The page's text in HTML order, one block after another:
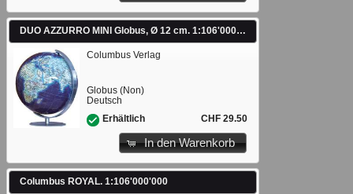
DUO AZZURRO MINI Globus, Ø 12 cm. 1:106'000'000
Columbus Verlag
Globus (Non)
Deutsch
Erhältlich
CHF 29.50
In den Warenkorb
Columbus ROYAL. 1:106'000'000